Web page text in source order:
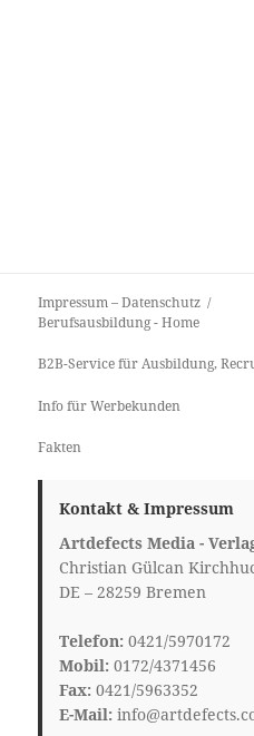
Impressum – Datenschutz
Berufsausbildung- Home
B2B-Service für Ausbildung,
Info für Werbekunden
Fakten
Kontakt & Impressum
Artdefects Media -
Christian Gülcan
DE – 28259 Bremen
Telefon: 0421/5970172
Mobil: 0172/4371456
Fax: 0421/5963352
E-Mail: